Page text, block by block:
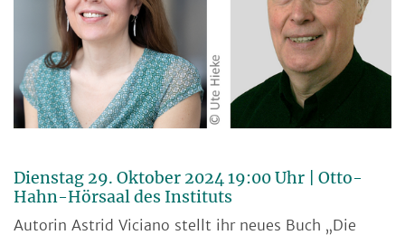
Dienstag 29. Oktober 2024 19:00 Uhr | Otto-
Hahn-Hörsaal des Instituts
Autorin Astrid Viciano stellt ihr neues Buch „Die